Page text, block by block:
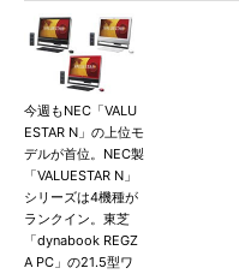
今週もNEC「VALU
ESTAR N」の上位モ
デルが首位。NEC製
「VALUESTAR N」
シリーズは4機種が
ランクイン。東芝
「dynabook REGZ
A PC」の21.5型ワ